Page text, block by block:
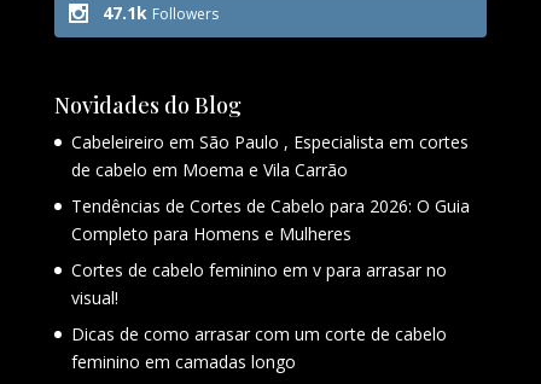
47.1k Followers
Novidades do Blog
Cabeleireiro em São Paulo , Especialista em cortes
de cabelo em Moema e Vila Carrão
Tendências de Cortes de Cabelo para 2026: O Guia
Completo para Homens e Mulheres
Cortes de cabelo feminino em v para arrasar no
visual!
Dicas de como arrasar com um corte de cabelo
feminino em camadas longo